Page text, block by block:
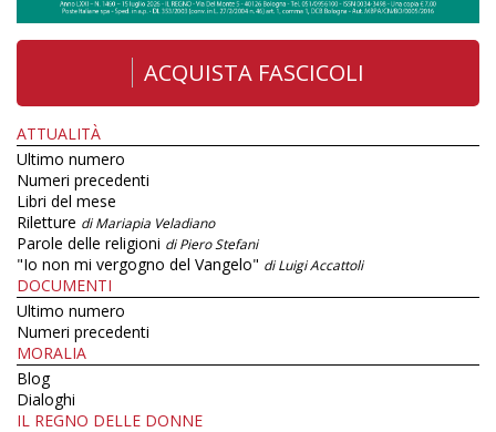
ACQUISTA FASCICOLI
ATTUALITÀ
Ultimo numero
Numeri precedenti
Libri del mese
Riletture di Mariapia Veladiano
Parole delle religioni di Piero Stefani
"Io non mi vergogno del Vangelo" di Luigi Accattoli
DOCUMENTI
Ultimo numero
Numeri precedenti
MORALIA
Blog
Dialoghi
IL REGNO DELLE DONNE